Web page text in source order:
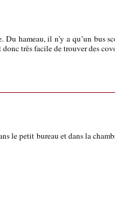
hameau, il n’y a qu’un bus
très facile de trouver des
le petit bureau et dans la